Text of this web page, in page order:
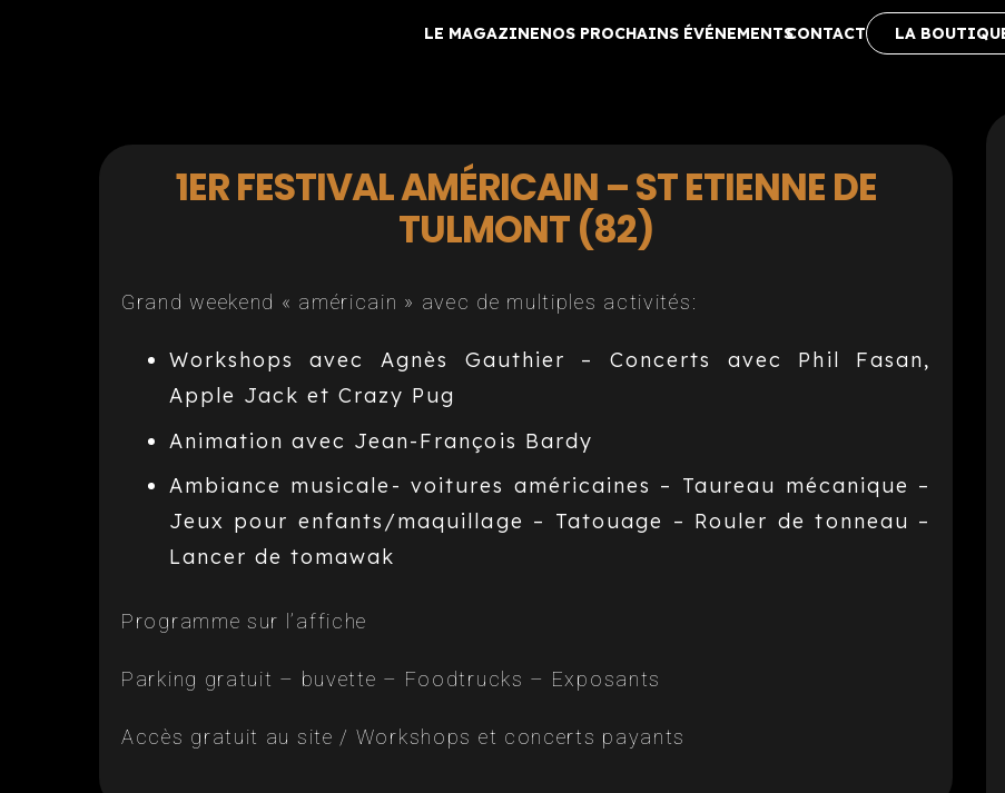
LE MAGAZINENOS PROCHAINS ÉVÉNEMENTSCONTACT LA
1ER FESTIVAL AMÉRICAIN – ST ETIENNE DE
TULMONT (82)
Grand weekend « américain » avec de multiples activités:
Workshops avec Agnès Gauthier – Concerts avec Phil Fasan,
Apple Jack et Crazy Pug
Animation avec Jean-François Bardy
Ambiance musicale- voitures américaines – Taureau mécanique –
Jeux pour enfants/maquillage – Tatouage – Rouler de tonneau –
Lancer de tomawak
Programme sur l’affiche
Parking gratuit – buvette – Foodtrucks – Exposants
Accès gratuit au site / Workshops et concerts payants